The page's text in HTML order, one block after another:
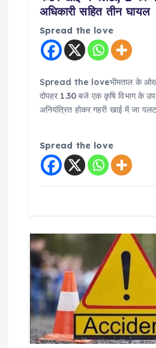
अधिकारी सहित तीन घायल
Spread the love
Spread the loveभीमताल के
दोपहर 1.30 बजे एक कृषि विभाग के
अनियंत्रित होकर गहरी खाई में जा
Spread the love